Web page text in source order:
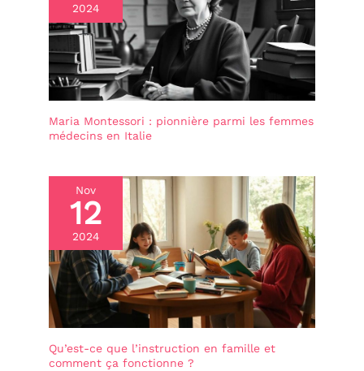
2024
Maria Montessori : pionnière parmi les femmes
médecins en Italie
Nov
12
2024
Qu’est-ce que l’instruction en famille et
comment ça fonctionne ?